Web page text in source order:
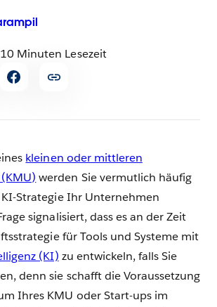
10 Minuten Lesezeit
kleinen oder mittleren
werden Sie vermutlich häufig
Strategie Ihr Unternehmen
signalisiert, dass es an der Zeit
für Tools und Systeme mit
(KI) zu entwickeln, falls Sie
denn sie schafft die Voraussetzung
Ihres KMU oder Start-ups im